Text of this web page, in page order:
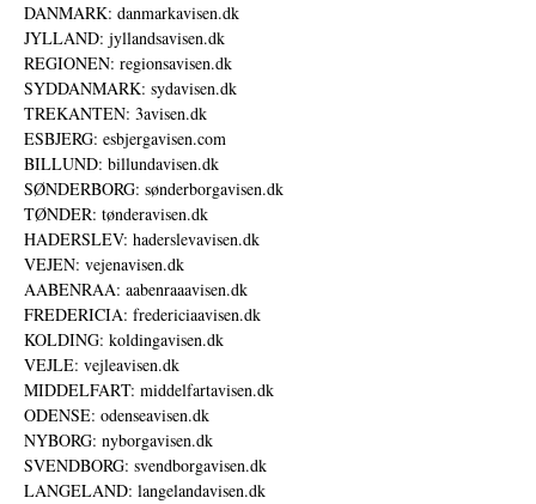
DANMARK: danmarkavisen.dk
JYLLAND: jyllandsavisen.dk
REGIONEN: regionsavisen.dk
SYDDANMARK: sydavisen.dk
TREKANTEN: 3avisen.dk
ESBJERG: esbjergavisen.com
BILLUND: billundavisen.dk
SØNDERBORG: sønderborgavisen.dk
TØNDER: tønderavisen.dk
HADERSLEV: haderslevavisen.dk
VEJEN: vejenavisen.dk
AABENRAA: aabenraaavisen.dk
FREDERICIA: fredericiaavisen.dk
KOLDING: koldingavisen.dk
VEJLE: vejleavisen.dk
MIDDELFART: middelfartavisen.dk
ODENSE: odenseavisen.dk
NYBORG: nyborgavisen.dk
SVENDBORG: svendborgavisen.dk
LANGELAND: langelandavisen.dk